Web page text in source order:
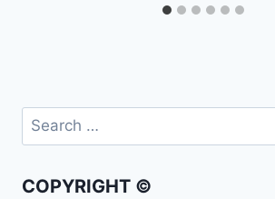
COPYRIGHT ©